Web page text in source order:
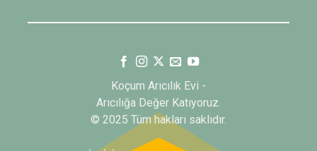
Koçum Arıcılık Evi -
Arıcılığa Değer Katıyoruz.
© 2025 Tüm hakları saklıdır.